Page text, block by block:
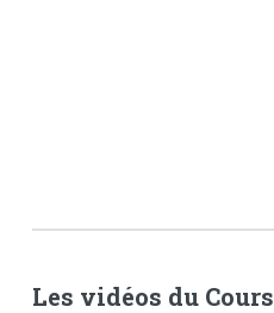
Les vidéos du Cours